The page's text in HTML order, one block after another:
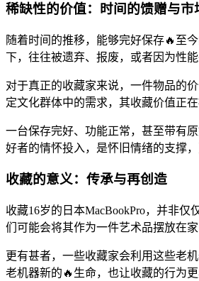
稀缺性的价值：时间的馈赠与市
随着时间的推移，能够完好保存🔥至
下，往往被遗弃、报废，或者因为性能
对于真正的收藏家来说，一件物品的
定文化群体中的需求，其收藏价值正在
一台保存完好、功能正常，甚至带有
好者的情怀投入，是怀旧情绪的支撑
收藏的意义：传承与再创造
收藏16岁的日本MacBookPro，并非
们可能会将其作为一件艺术品摆放在
更有甚者，一些收藏家会利用这些老
老机器新的🔥生命，也让收藏的行为更